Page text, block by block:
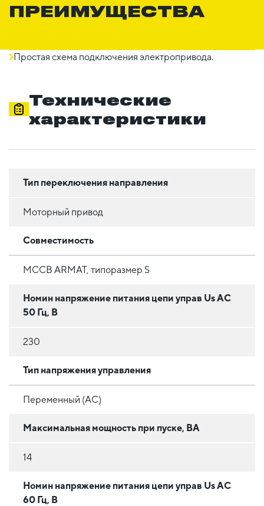
ПРЕИМУЩЕСТВА
Простая схема подключения электропривода.
Технические
характеристики
Тип переключения направления
Моторный привод
Совместимость
MCCB ARMAT, типоразмер S
Номин напряжение питания цепи управ Us AC
50 Гц, В
230
Тип напряжения управления
Переменный (AC)
Максимальная мощность при пуске, ВА
14
Номин напряжение питания цепи управ Us AC
60 Гц, В